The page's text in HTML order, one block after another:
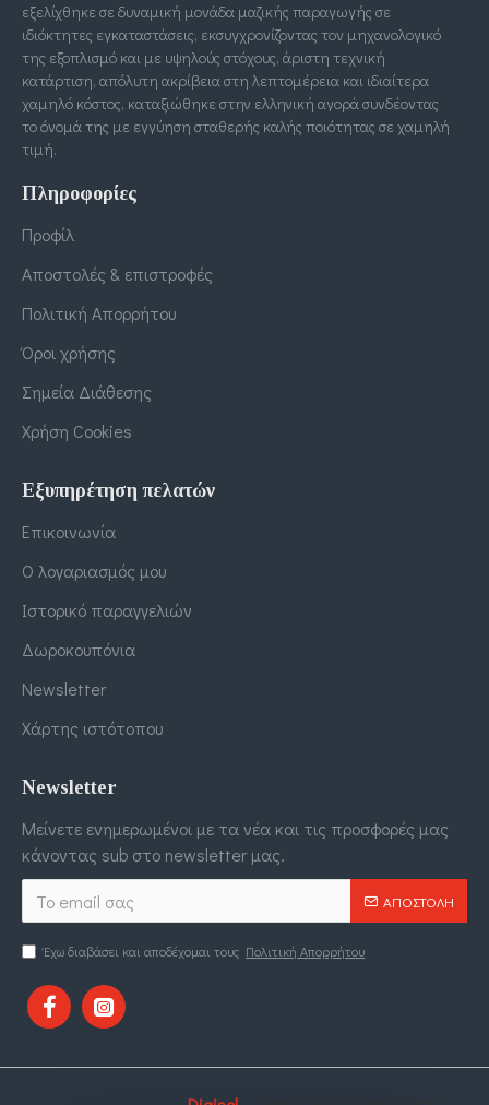
εξελίχθηκε σε δυναμική μονάδα μαζικής παραγωγής σε
ιδιόκτητες εγκαταστάσεις, εκσυγχρονίζοντας τον μηχανολογικό
της εξοπλισμό και με υψηλούς στόχους, άριστη τεχνική
κατάρτιση, απόλυτη ακρίβεια στη λεπτομέρεια και ιδιαίτερα
χαμηλό κόστος, καταξιώθηκε στην ελληνική αγορά συνδέοντας
το όνομά της με εγγύηση σταθερής καλής ποιότητας σε χαμηλή
τιμή.
Πληροφορίες
Προφίλ
Αποστολές & επιστροφές
Πολιτική Απορρήτου
Όροι χρήσης
Σημεία Διάθεσης
Χρήση Cookies
Εξυπηρέτηση πελατών
Επικοινωνία
Ο λογαριασμός μου
Ιστορικό παραγγελιών
Δωροκουπόνια
Newsletter
Χάρτης ιστότοπου
Newsletter
Μείνετε ενημερωμένοι με τα νέα και τις προσφορές μας
κάνοντας sub στο newsletter μας.
ΑΠΟΣΤΟΛΉ
Έχω διαβάσει και αποδέχομαι τους Πολιτική Απορρήτου